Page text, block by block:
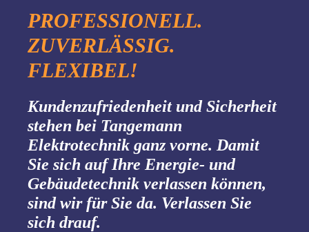
PROFESSIONELL.
ZUVERLÄSSIG.
FLEXIBEL!
Kundenzufriedenheit und Sicherheit
stehen bei Tangemann
Elektrotechnik ganz vorne. Damit
Sie sich auf Ihre Energie- und
Gebäudetechnik verlassen können,
sind wir für Sie da. Verlassen Sie
sich drauf.